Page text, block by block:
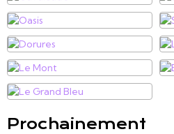
Prochainement